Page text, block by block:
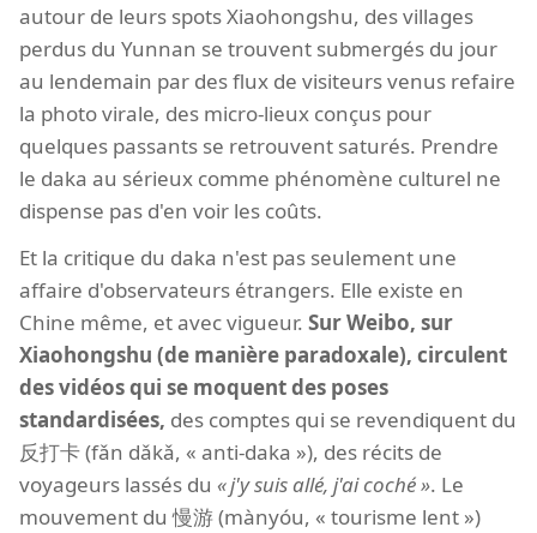
autour de leurs spots Xiaohongshu, des villages
perdus du Yunnan se trouvent submergés du jour
au lendemain par des flux de visiteurs venus refaire
la photo virale, des micro-lieux conçus pour
quelques passants se retrouvent saturés. Prendre
le daka au sérieux comme phénomène culturel ne
dispense pas d'en voir les coûts.
Et la critique du daka n'est pas seulement une
affaire d'observateurs étrangers. Elle existe en
Chine même, et avec vigueur. Sur Weibo, sur
Xiaohongshu (de manière paradoxale), circulent
des vidéos qui se moquent des poses
standardisées, des comptes qui se revendiquent du
反打卡 (fǎn dǎkǎ, « anti-daka »), des récits de
voyageurs lassés du
j'y suis allé, j'ai coché . Le
mouvement du 慢游 (mànyóu, « tourisme lent »)